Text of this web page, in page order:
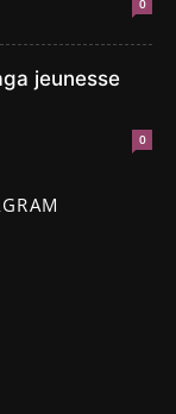
jeunesse
0